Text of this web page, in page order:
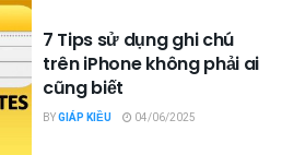
7 Tips sử dụng ghi chú
trên iPhone không phải ai
cũng biết
BYGIÁP KIỀU 04/06/2025